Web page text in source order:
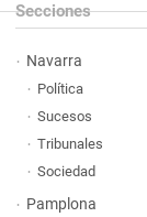
Secciones
Navarra
Política
Sucesos
Tribunales
Sociedad
Pamplona